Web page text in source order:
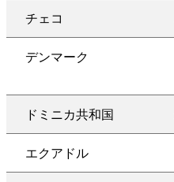
チェコ
デンマーク
ドミニカ共和国
エクアドル